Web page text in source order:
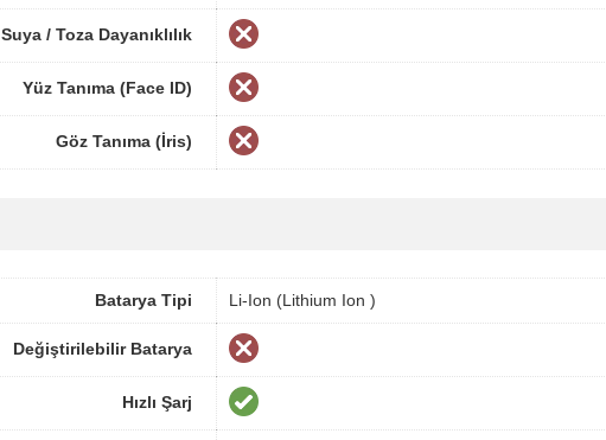
Suya / Toza Dayanıklılık
Yüz Tanıma (Face ID)
Göz Tanıma (İris)
Batarya Tipi Li-Ion (Lithium Ion )
Değiştirilebilir Batarya
Hızlı Şarj